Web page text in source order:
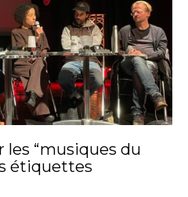
les “musiques du
étiquettes